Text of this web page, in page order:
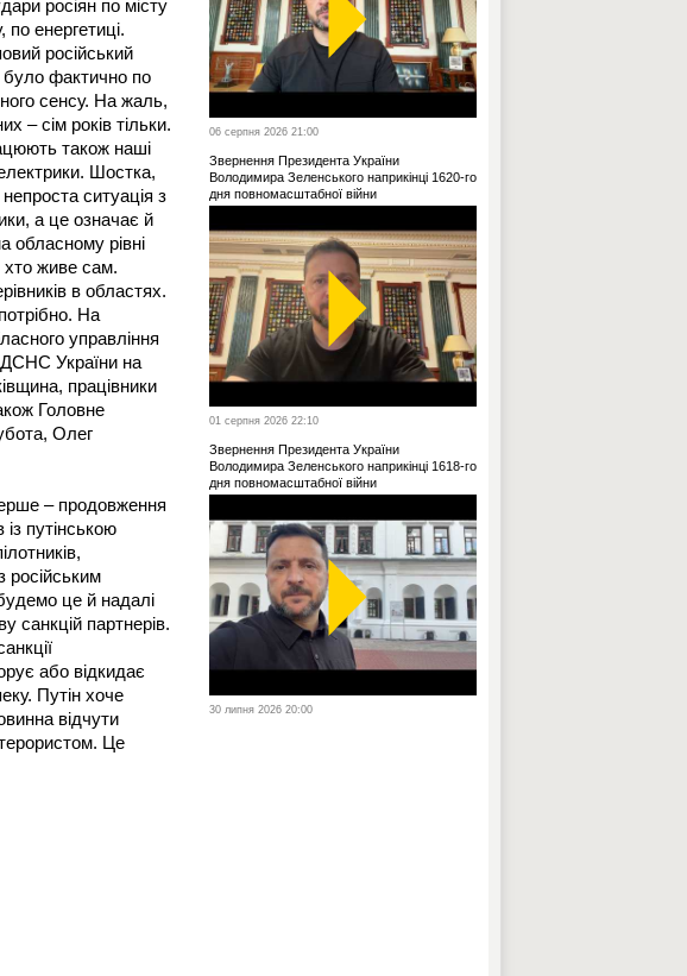
росіян по місту
енергетиці.
російський
було фактично по
сенсу. На жаль,
– сім років тільки.
також наші
Шостка,
ситуація з
а це означає й
обласному рівні
хто живе сам.
в областях.
На
управління
України на
працівники
Головне
Олег
– продовження
із путінською
російським
це й надалі
санкцій партнерів.
або відкидає
Путін хоче
відчути
Це
06 серпня 2026 21:00
Звернення Президента України
Володимира Зеленського наприкінці 1620-го
дня повномасштабної війни
01 серпня 2026 22:10
Звернення Президента України
Володимира Зеленського наприкінці 1618-го
дня повномасштабної війни
30 липня 2026 20:00